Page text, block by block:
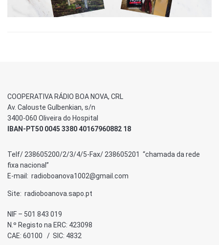
COOPERATIVA RÁDIO BOA NOVA, CRL
Av. Calouste Gulbenkian, s/n
3400-060 Oliveira do Hospital
IBAN-PT50 0045 3380 40167960882 18
Telf/ 238605200/2/3/4/5-Fax/ 238605201 “chamada da rede
fixa nacional”
E-mail: radioboanova1002@gmail.com
Site: radioboanova.sapo.pt
NIF – 501 843 019
N.º Registo na ERC: 423098
CAE: 60100 / SIC: 4832